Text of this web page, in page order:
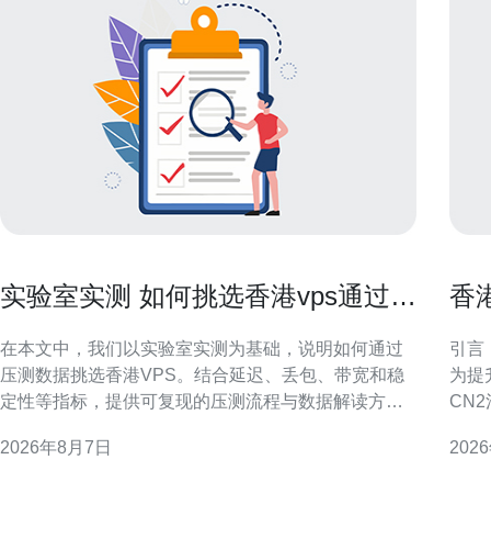
实验室实测 如何挑选香港vps通过压
在本文中，我们以实验室实测为基础，说明如何通过
压测数据挑选香港VPS。结合延迟、丢包、带宽和稳
定性等指标，提供可复现的压测流程与数据解读方
的决策。 为什么要用实验室实测挑选香港VPS 理论参
2026年8月7日
香
引言
为提
CN2
操作